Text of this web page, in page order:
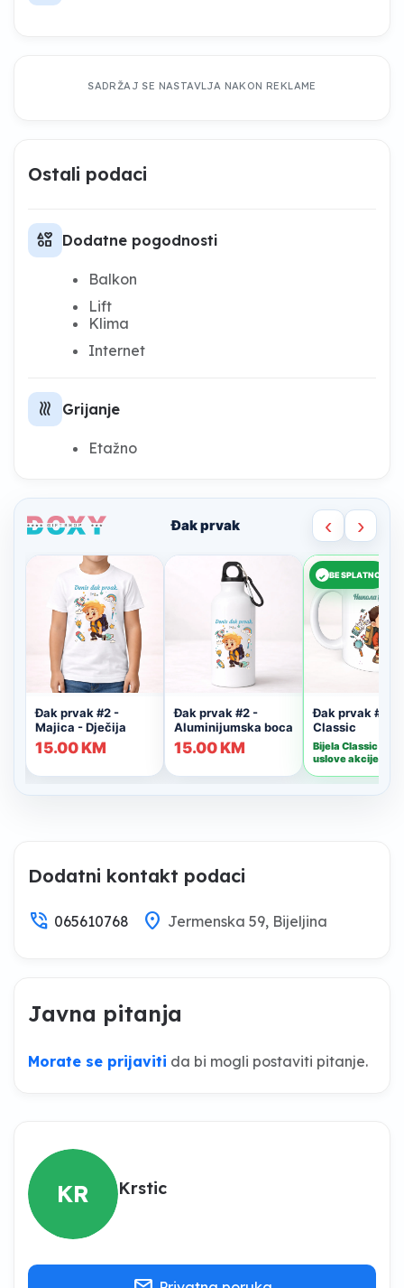
SADRŽAJ SE NASTAVLJA NAKON REKLAME
Ostali podaci
interests Dodatne pogodnosti
Balkon
Lift
Klima
Internet
heat Grijanje
Etažno
Dodatni kontakt podaci
phone_in_talk 065610768 location_on Jermenska 59, Bijeljina
Javna pitanja
Morate se prijaviti da bi mogli postaviti pitanje.
KR Krstic